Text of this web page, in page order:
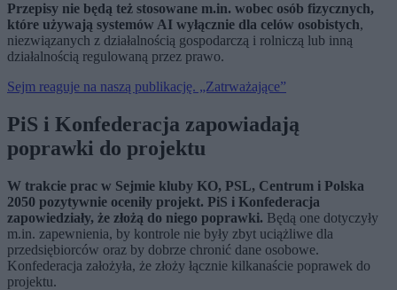
Przepisy nie będą też stosowane m.in. wobec osób fizycznych,
które używają systemów AI wyłącznie dla celów osobistych,
niezwiązanych z działalnością gospodarczą i rolniczą lub inną
działalnością regulowaną przez prawo.
Sejm reaguje na naszą publikację. „Zatrważające”
PiS i Konfederacja zapowiadają
poprawki do projektu
W trakcie prac w Sejmie kluby KO, PSL, Centrum i Polska
2050 pozytywnie oceniły projekt. PiS i Konfederacja
zapowiedziały, że złożą do niego poprawki. Będą one dotyczyły
m.in. zapewnienia, by kontrole nie były zbyt uciążliwe dla
przedsiębiorców oraz by dobrze chronić dane osobowe.
Konfederacja założyła, że złoży łącznie kilkanaście poprawek do
projektu.